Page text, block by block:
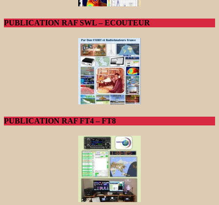
PUBLICATION RAF SWL – ECOUTEUR
PUBLICATION RAF FT4 – FT8